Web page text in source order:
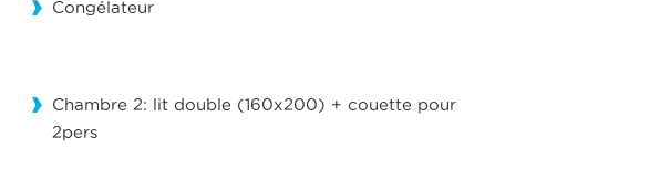
Congélateur
Chambre 2: lit double (160x200) + couette pour
2pers